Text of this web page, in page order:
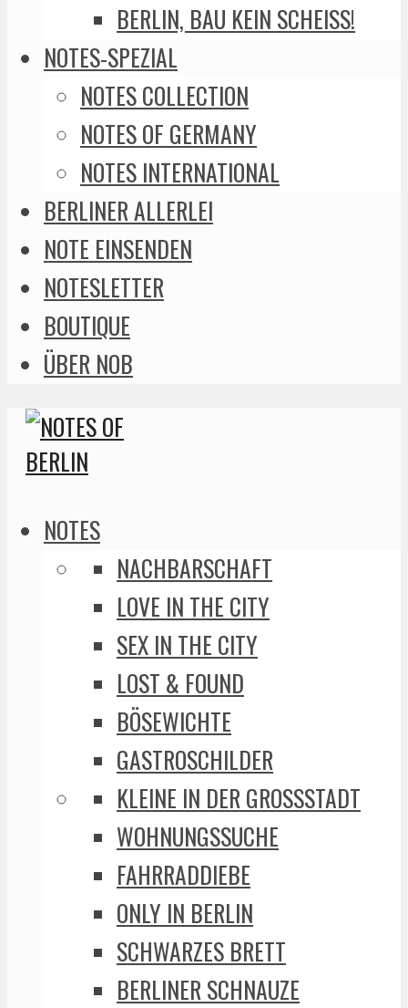
BERLIN, BAU KEIN SCHEISS!
NOTES-SPEZIAL
NOTES COLLECTION
NOTES OF GERMANY
NOTES INTERNATIONAL
BERLINER ALLERLEI
NOTE EINSENDEN
NOTESLETTER
BOUTIQUE
ÜBER NOB
NOTES
NACHBARSCHAFT
LOVE IN THE CITY
SEX IN THE CITY
LOST & FOUND
BÖSEWICHTE
GASTROSCHILDER
KLEINE IN DER GROSSSTADT
WOHNUNGSSUCHE
FAHRRADDIEBE
ONLY IN BERLIN
SCHWARZES BRETT
BERLINER SCHNAUZE